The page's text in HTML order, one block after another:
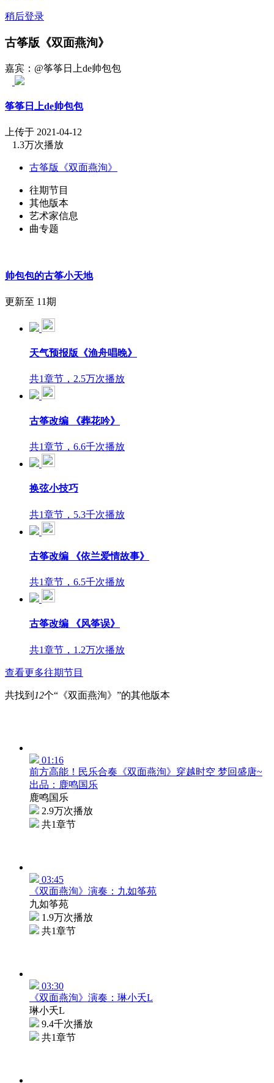
稍后登录
古筝版《双面燕洵》
嘉宾：@筝筝日上de帅包包
筝筝日上de帅包包
上传于 2021-04-12
1.3万次播放
古筝版《双面燕洵》
往期节目
其他版本
艺术家信息
曲专题
帅包包的古筝小天地
更新至 11期
天气预报版《渔舟唱晚》
共1章节，2.5万次播放
古筝改编 《葬花吟》
共1章节，6.6千次播放
换弦小技巧
共1章节，5.3千次播放
古筝改编 《依兰爱情故事》
共1章节，6.5千次播放
古筝改编 《风筝误》
共1章节，1.2万次播放
查看更多往期节目
共找到 12个“《双面燕洵》”的其他版本
01:16
前方高能！民乐合奏《双面燕洵》穿越时空 梦回盛唐~
出品：鹿鸣国乐
鹿鸣国乐
2.9万次播放
共1章节
03:45
《双面燕洵》演奏：九如筝苑
九如筝苑
1.9万次播放
共1章节
03:30
《双面燕洵》演奏：琳小夭L
琳小夭L
9.4千次播放
共1章节